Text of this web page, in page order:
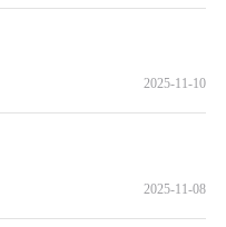
2025-11-10
2025-11-08